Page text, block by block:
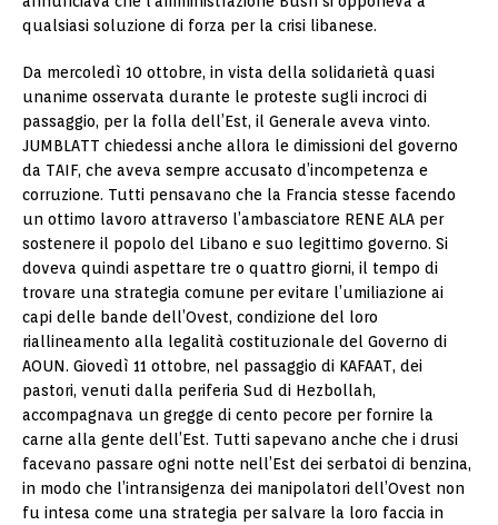
qualsiasi soluzione di forza per la crisi libanese.
Da mercoledì 10 ottobre, in vista della solidarietà quasi
unanime osservata durante le proteste sugli incroci di
passaggio, per la folla dell’Est, il Generale aveva vinto.
JUMBLATT chiedessi anche allora le dimissioni del governo
da TAIF, che aveva sempre accusato d’incompetenza e
corruzione. Tutti pensavano che la Francia stesse facendo
un ottimo lavoro attraverso l’ambasciatore RENE ALA per
sostenere il popolo del Libano e suo legittimo governo. Si
doveva quindi aspettare tre o quattro giorni, il tempo di
trovare una strategia comune per evitare l’umiliazione ai
capi delle bande dell’Ovest, condizione del loro
riallineamento alla legalità costituzionale del Governo di
AOUN. Giovedì 11 ottobre, nel passaggio di KAFAAT, dei
pastori, venuti dalla periferia Sud di Hezbollah,
accompagnava un gregge di cento pecore per fornire la
carne alla gente dell’Est. Tutti sapevano anche che i drusi
facevano passare ogni notte nell’Est dei serbatoi di benzina,
in modo che l’intransigenza dei manipolatori dell’Ovest non
fu intesa come una strategia per salvare la loro faccia in